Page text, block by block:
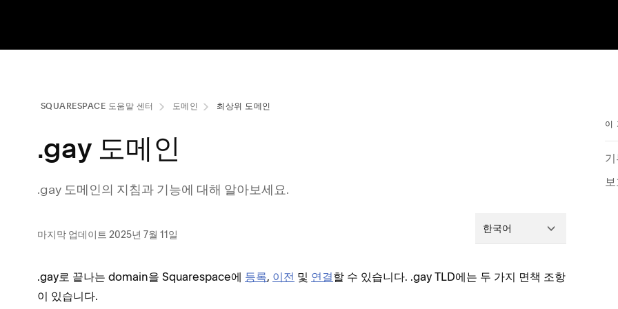
SQUARESPACE 도움말 센터 도메인 최상위 도메인
.gay 도메인
.gay 도메인의 지침과 기능에 대해 알아보세요.
마지막 업데이트 2025년 7월 11일 한국어
.gay로 끝나는 domain을 Squarespace에 등록, 이전 및 연결할 수 있습니다. .gay TLD에는 두 가지 면책 조항
이 있습니다.
이